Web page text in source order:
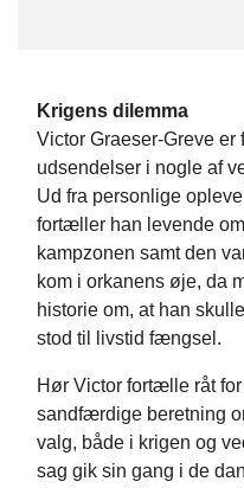
Krigens dilemma
Victor Graeser-Greve
udsendelser i nogle af
Ud fra personlige
fortæller han levende
kampzonen samt den
kom i orkanens øje, da
historie om, at han
stod til livstid fængsel.
Hør Victor fortælle råt
sandfærdige beretning
valg, både i krigen og
sag gik sin gang i de